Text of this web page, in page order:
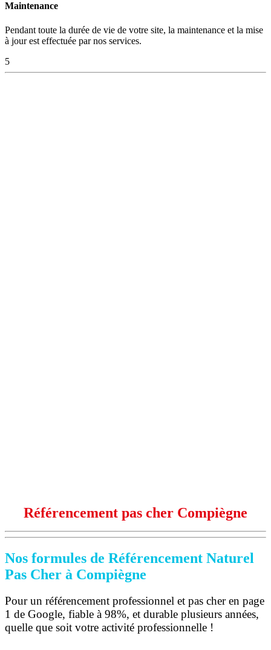
Maintenance
Pendant toute la durée de vie de votre site, la maintenance et la mise
à jour est effectuée par nos services.
5
Référencement pas cher Compiègne
Nos formules de Référencement Naturel
Pas Cher à Compiègne
Pour un référencement professionnel et pas cher en page
1 de Google, fiable à 98%, et durable plusieurs années,
quelle que soit votre activité professionnelle !